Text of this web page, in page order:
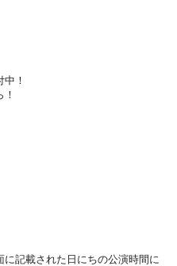
！
に記載された日にちの公演時間に